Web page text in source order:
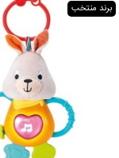
برند منتخب